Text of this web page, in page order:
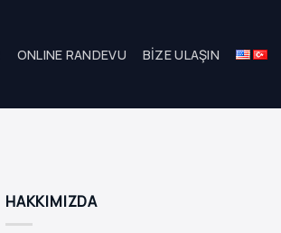
ONLINE RANDEVU BIZE ULAŞIN
HAKKIMIZDA